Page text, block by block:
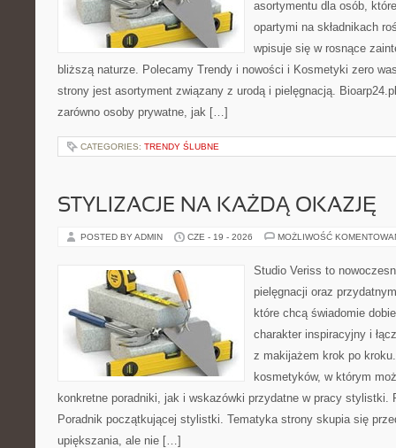
asortymentu dla osób,
opartymi na składnikach
wpisuje się w rosnące
bliższą naturze. Polecamy Trendy i nowości i Kosmetyki zero
strony jest asortyment związany z urodą i pielęgnacją.
zarówno osoby prywatne, jak […]
CATEGORIES: TRENDY ŚLUBNE
STYLIZACJE NA KAŻDĄ OKAZJĘ
POSTED BY ADMIN CZE - 19 - 2026 MOŻLIWOŚĆ
Studio Veriss to
pielęgnacji oraz
które chcą świadomie
charakter inspiracyjny i
z makijażem krok po
kosmetyków, w którym
konkretne poradniki, jak i wskazówki przydatne w pracy stylistki.
Poradnik początkującej stylistki. Tematyka strony skupia się
upiększania, ale nie […]